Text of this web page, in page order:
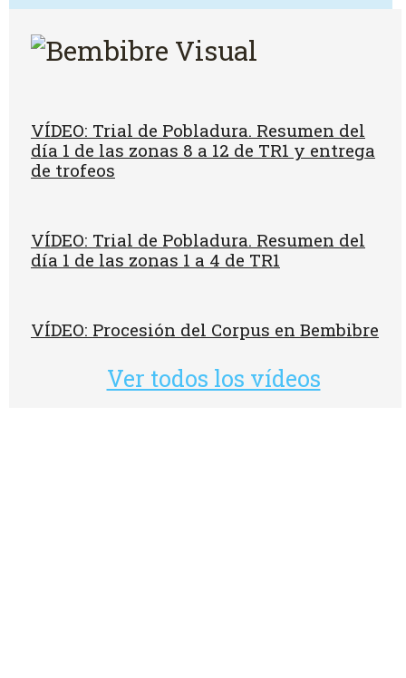
VÍDEO: Trial de Pobladura. Resumen del
día 1 de las zonas 8 a 12 de TR1 y entrega
de trofeos
VÍDEO: Trial de Pobladura. Resumen del
día 1 de las zonas 1 a 4 de TR1
VÍDEO: Procesión del Corpus en Bembibre
Ver todos los vídeos